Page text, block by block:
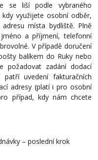
se liší podle vybraného
využijete osobní odběr,
místa bydliště. Plně
a příjmení, telefonní
V případě doručení
balíkem do Ruky nebo
požadovat zadání dodací
uvedení fakturačních
adresy (platí i pro osobní
případ, kdy nám chcete
– poslední krok